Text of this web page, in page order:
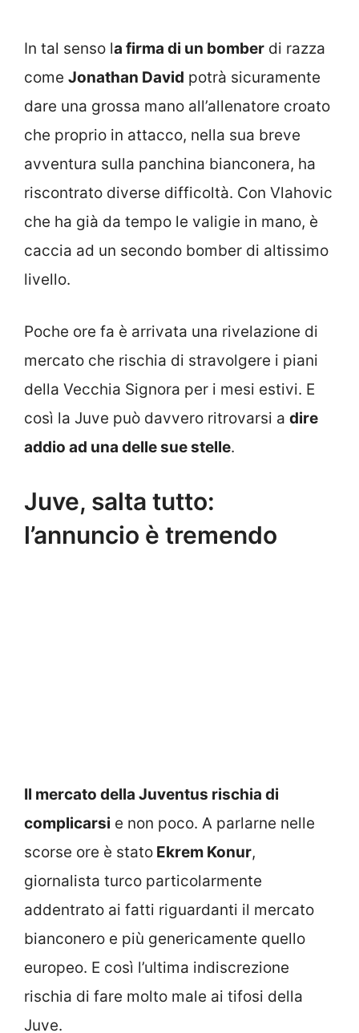
In tal senso la firma di un bomber di razza
come Jonathan David potrà sicuramente
dare una grossa mano all’allenatore croato
che proprio in attacco, nella sua breve
avventura sulla panchina bianconera, ha
riscontrato diverse difficoltà. Con Vlahovic
che ha già da tempo le valigie in mano, è
caccia ad un secondo bomber di altissimo
livello.
Poche ore fa è arrivata una rivelazione di
mercato che rischia di stravolgere i piani
della Vecchia Signora per i mesi estivi. E
così la Juve può davvero ritrovarsi a dire
addio ad una delle sue stelle.
Juve, salta tutto:
l’annuncio è tremendo
Il mercato della Juventus rischia di
complicarsi e non poco. A parlarne nelle
scorse ore è stato Ekrem Konur,
giornalista turco particolarmente
addentrato ai fatti riguardanti il mercato
bianconero e più genericamente quello
europeo. E così l’ultima indiscrezione
rischia di fare molto male ai tifosi della
Juve.